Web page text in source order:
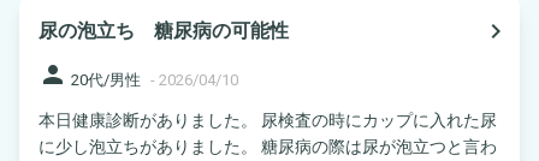
尿の泡立ち 糖尿病の可能性
navigate_next
person 20代/男性 - 2026/04/10
本日健康診断がありました。 尿検査の時にカップに入れた尿
に少し泡立ちがありました。 糖尿病の際は尿が泡立つと言わ